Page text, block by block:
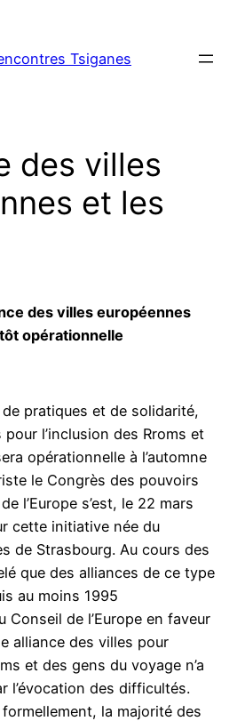
Tsiganes
des villes
et les
des villes européennes
opérationnelle
de pratiques et de solidarité,
pour l’inclusion des Rroms et
opérationnelle à l’automne
le Congrès des pouvoirs
l’Europe s’est, le 22 mars
cette initiative née du
de Strasbourg. Au cours des
que des alliances de ce type
au moins 1995
Conseil de l’Europe en faveur
alliance des villes pour
et des gens du voyage n’a
l’évocation des difficultés.
formellement, la majorité des